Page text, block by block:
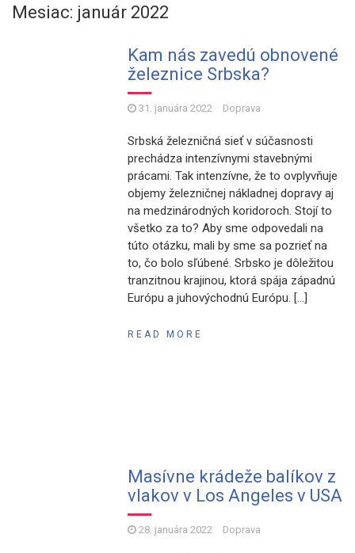
Mesiac: január 2022
Kam nás zavedú obnovené
železnice Srbska?
31. januára 2022 Doprava
Srbská železničná sieť v súčasnosti
prechádza intenzívnymi stavebnými
prácami. Tak intenzívne, že to ovplyvňuje
objemy železničnej nákladnej dopravy aj
na medzinárodných koridoroch. Stojí to
všetko za to? Aby sme odpovedali na
túto otázku, mali by sme sa pozrieť na
to, čo bolo sľúbené. Srbsko je dôležitou
tranzitnou krajinou, ktorá spája západnú
Európu a juhovýchodnú Európu. […]
READ MORE
Masívne krádeže balíkov z
vlakov v Los Angeles v USA
28. januára 2022 Doprava